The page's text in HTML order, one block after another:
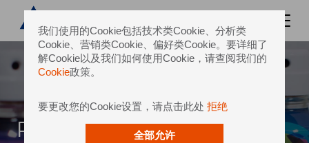
我们使用的Cookie包括技术类Cookie、分析类
Cookie、营销类Cookie、偏好类Cookie。要详细了
解Cookie以及我们如何使用Cookie，请查阅我们的
Cookie政策。
要更改您的Cookie设置，请点击此处 拒绝
全部允许
PressureSAFE